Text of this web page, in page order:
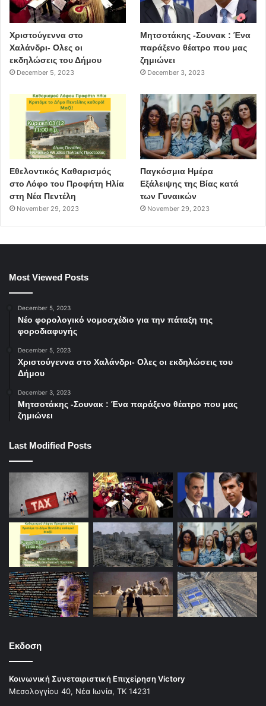
Χριστούγεννα στο
Χαλάνδρι- Ολες οι
εκδηλώσεις του Δήμου
December 5, 2023
Μητσοτάκης -Σουνακ : Ένα
παράξενο θέατρο που μας
ζημιώνει
December 3, 2023
Εθελοντικός Καθαρισμός
στο Λόφο του Προφήτη Ηλία
στη Νέα Πεντέλη
November 29, 2023
Παγκόσμια Ημέρα
Εξάλειψης της Βίας κατά
των Γυναικών
November 29, 2023
Most Viewed Posts
December 5, 2023
Νέο φορολογικό νομοσχέδιο για την πάταξη της
φοροδιαφυγής
December 5, 2023
Χριστούγεννα στο Χαλάνδρι- Ολες οι εκδηλώσεις του
Δήμου
December 3, 2023
Μητσοτάκης -Σουνακ : Ένα παράξενο θέατρο που μας
ζημιώνει
Last Modified Posts
Εκδοση
Κοινωνική Συνεταιριστική Επιχείρηση Victory
Μεσολογγίου 40, Νέα Ιωνία, ΤΚ 14231